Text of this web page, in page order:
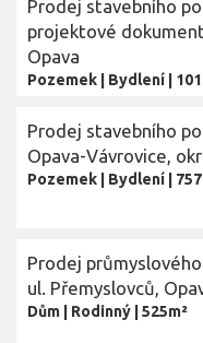
Prodej stavebního
projektové
Opava
Pozemek Bydlení
Prodej stavebního
Opava-Vávrovice,
Pozemek Bydlení
Prodej
ul. Přemyslovců,
Dům Rodinný 525m²